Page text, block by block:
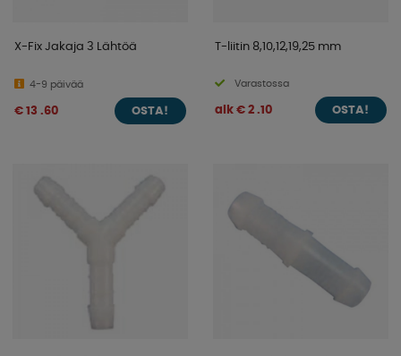
X-Fix Jakaja 3 Lähtöä
4-9 päivää
€ 13 .60 OSTA!
T-liitin 8,10,12,19,25 mm
Varastossa
alk € 2 .10 OSTA!